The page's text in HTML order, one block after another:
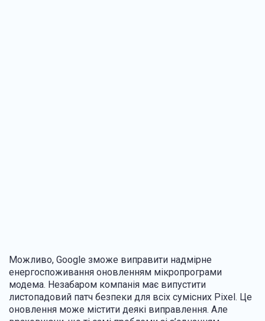
Можливо, Google зможе виправити надмірне
енергоспоживання оновленням мікропрограми
модема. Незабаром компанія має випустити
листопадовий патч безпеки для всіх сумісних Pixel. Це
оновлення може містити деякі виправлення. Але